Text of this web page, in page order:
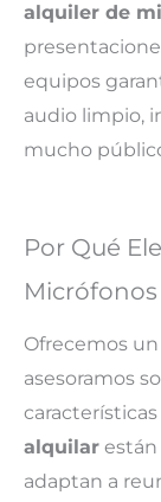
alquiler de
equipos
audio limpio,
mucho
Por Qué
Ofrecemos
asesoramos
alquilar
adaptan a